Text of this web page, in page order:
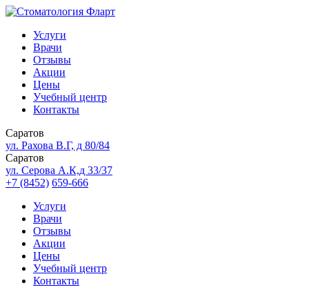
Услуги
Врачи
Отзывы
Акции
Цены
Учебный центр
Контакты
Саратов
ул. Рахова В.Г, д 80/84
Саратов
ул. Серова А.К,д 33/37
+7 (8452) 659-666
Услуги
Врачи
Отзывы
Акции
Цены
Учебный центр
Контакты